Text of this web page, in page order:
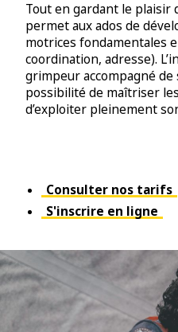
Tout en gardant le plaisir
permet aux ados de
motrices fondamentales
coordination, adresse).
grimpeur accompagné
possibilité de maîtriser
d’exploiter pleinement
Consulter nos tarifs
S'inscrire en ligne